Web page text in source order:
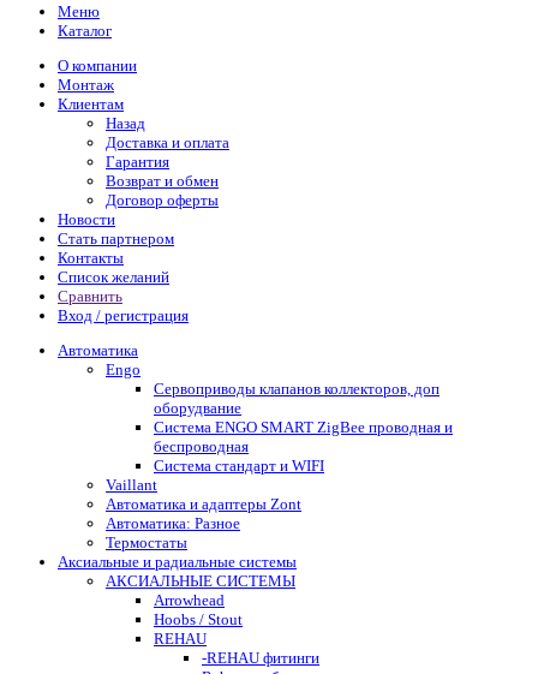
Меню
Каталог
О компании
Монтаж
Клиентам
Назад
Доставка и оплата
Гарантия
Возврат и обмен
Договор оферты
Новости
Стать партнером
Контакты
Список желаний
Сравнить
Вход / регистрация
Автоматика
Engo
Сервоприводы клапанов коллекторов, доп
оборудвание
Система ENGO SMART ZigBee проводная и
беспроводная
Система стандарт и WIFI
Vaillant
Автоматика и адаптеры Zont
Автоматика: Разное
Термостаты
Аксиальные и радиальные системы
АКСИАЛЬНЫЕ СИСТЕМЫ
Arrowhead
Hoobs / Stout
REHAU
-REHAU фитинги